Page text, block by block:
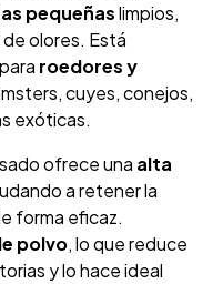
pequeñaslimpios,
olores. Está
roedores y
cuyes, conejos,
exóticas.
ofrece una alta
a retener la
forma eficaz.
polvo, lo que reduce
y lo hace ideal